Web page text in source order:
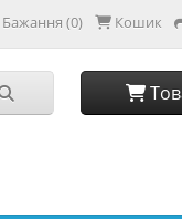
Бажання (0) Кошик